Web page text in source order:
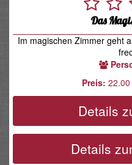
Das
Im magischen Zimmer geht
Preis:
Details
Details